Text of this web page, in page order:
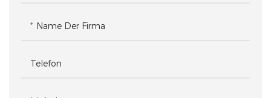
Name Der Firma
Telefon